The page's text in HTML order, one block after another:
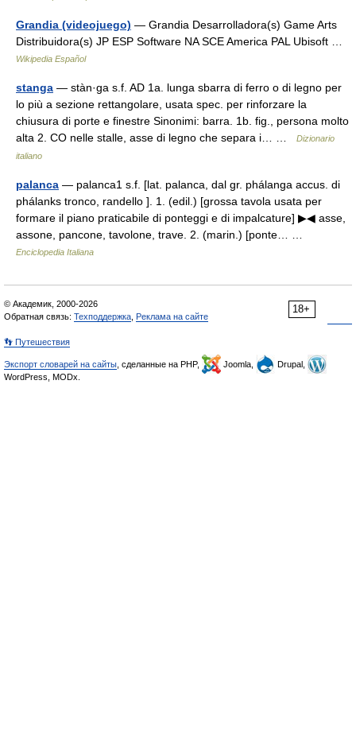
Grandia (videojuego) — Grandia Desarrolladora(s) Game Arts
Distribuidora(s) JP ESP Software NA SCE America PAL Ubisoft …
Wikipedia Español
stanga — stàn·ga s.f. AD 1a. lunga sbarra di ferro o di legno per
lo più a sezione rettangolare, usata spec. per rinforzare la
chiusura di porte e finestre Sinonimi: barra. 1b. fig., persona molto
alta 2. CO nelle stalle, asse di legno che separa i… …
Dizionario
italiano
palanca — palanca1 s.f. [lat. palanca, dal gr. phálanga accus. di
phálanks tronco, randello ]. 1. (edil.) [grossa tavola usata per
formare il piano praticabile di ponteggi e di impalcature] ▶◀ asse,
assone, pancone, tavolone, trave. 2. (marin.) [ponte… …
Enciclopedia Italiana
18+
© Академик, 2000-2026
Обратная связь: Техподдержка Реклама на сайте
👣 Путешествия
Экспорт словарей на сайты , сделанные на PHP, Joomla,
Drupal,
WordPress, MODx.